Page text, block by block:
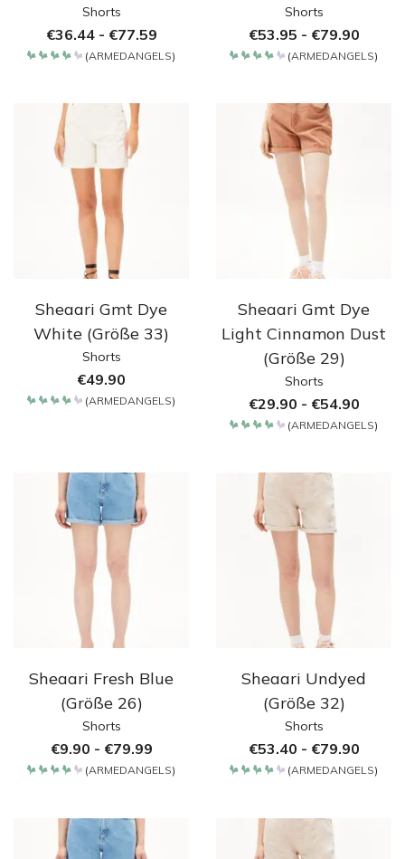
Shorts
€36.44- €77.59
(ARMEDANGELS)
Shorts
€53.95 - €79.90
(ARMEDANGELS)
Sheaari Gmt Dye
White (Größe 33)
Shorts
€49.90
(ARMEDANGELS)
Sheaari Gmt Dye
Light Cinnamon Dust
(Größe 29)
Shorts
€29.90 - €54.90
(ARMEDANGELS)
Sheaari Fresh Blue
(Größe 26)
Shorts
€9.90 - €79.99
(ARMEDANGELS)
Sheaari Undyed
(Größe 32)
Shorts
€53.40 - €79.90
(ARMEDANGELS)